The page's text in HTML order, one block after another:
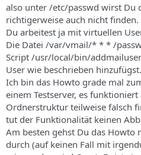
also unter /etc/passwd wirst Du
richtigerweise auch nicht finden.
Du arbeitest ja mit virtuellen
Die Datei /var/vmail/* * * /
Script /usr/local/bin/
User wie beschrieben hinzufügst.
Ich bin das Howto grade mal
einem Testserver, es
Ordnerstruktur teilweise falsch
tut der Funktionalität keinen
Am besten gehst Du das Howto
durch (auf keinen Fall mit